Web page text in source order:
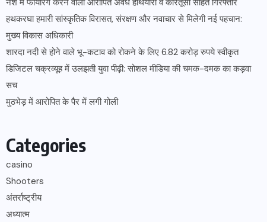
नशे में फायरिंग करने वाला आरोपित अवैध हथियारों व कारतूसों सहित गिरफ्तार
हथकरघा हमारी सांस्कृतिक विरासत, संरक्षण और नवाचार से मिलेगी नई पहचान:
मुख्य विकास अधिकारी
शारदा नदी से होने वाले भू-कटाव को रोकने के लिए 6.82 करोड़ रुपये स्वीकृत
डिजिटल चक्रव्यूह में उलझती युवा पीढ़ी: सोशल मीडिया की चमक-दमक का कड़वा
सच
मुठभेड़ में आरोपित के पैर में लगी गोली
Categories
casino
Shooters
अंतर्राष्ट्रीय
अध्यात्म